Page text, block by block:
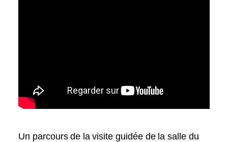
Un parcours de la visite guidée de la salle du